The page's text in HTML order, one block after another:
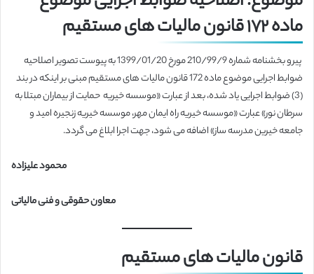
ماده ۱۷۲ قانون مالیات های مستقیم
پیرو بخشنامه شماره 210/99/9 مورخ 1399/01/20 به پیوست تصویر اصلاحیه
ضوابط اجرایی موضوع ماده 172 قانون مالیات های مستقیم مبنی بر اینکه در بند
(3) ضوابط اجرایی یاد شده، بعد از عبارت «موسسه خیریه حمایت از بیماران مبتلا به
سرطان نور» عبارت «موسسه خیریه راه ایمان مهر، موسسه خیریه زنجیره امید و
جامعه خیرین مدرسه ساز» اضافه می شود، جهت اجرا ابلاغ می گردد.
محمود علیزاده
معاون حقوقی و فنی مالیاتی
قانون مالیات های مستقیم